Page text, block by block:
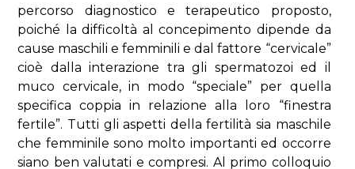
percorso diagnostico e terapeutico proposto,
poiché la difficoltà al concepimento dipende da
cause maschili e femminili e dal fattore “cervicale”
cioè dalla interazione tra gli spermatozoi ed il
muco cervicale, in modo “speciale” per quella
specifica coppia in relazione alla loro “finestra
fertile”. Tutti gli aspetti della fertilità sia maschile
che femminile sono molto importanti ed occorre
siano ben valutati e compresi. Al primo colloquio